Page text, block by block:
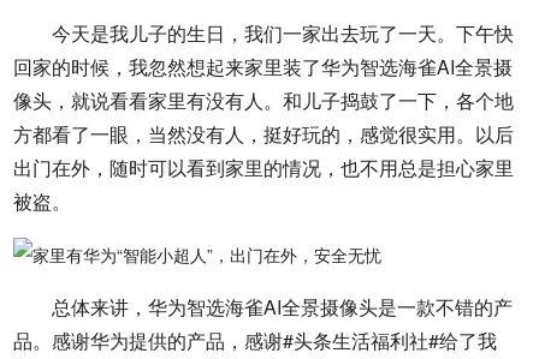
今天是我儿子的生日，我们一家出去玩了一天。下午快
回家的时候，我忽然想起来家里装了华为智选海雀AI全景摄
像头，就说看看家里有没有人。和儿子捣鼓了一下，各个地
方都看了一眼，当然没有人，挺好玩的，感觉很实用。以后
出门在外，随时可以看到家里的情况，也不用总是担心家里
被盗。
总体来讲，华为智选海雀AI全景摄像头是一款不错的产
品。感谢华为提供的产品，感谢#头条生活福利社#给了我